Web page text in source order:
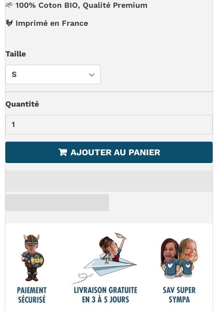
🌱 100% Coton BIO, Qualité Premium
🐓 Imprimé en France
Taille
Quantité
AJOUTER AU PANIER